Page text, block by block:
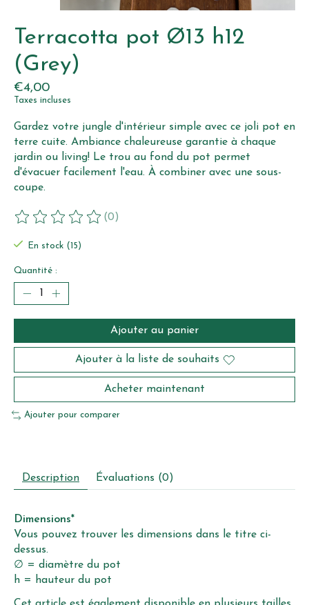
Terracotta pot Ø13 h12
(Grey)
€4,00
Taxes incluses
Gardez votre jungle d'intérieur simple avec ce joli pot en
terre cuite. Ambiance chaleureuse garantie à chaque
jardin ou living! Le trou au fond du pot permet
d'évacuer facilement l'eau. À combiner avec une sous-
coupe.
Ce produit est évalué à
(0)
En stock (15)
Quantité :
Ajouter au panier
Ajouter à la liste de souhaits
Acheter maintenant
Ajouter pour comparer
Description Évaluations (0)
Dimensions*
Vous pouvez trouver les dimensions dans le titre ci-
dessus.
∅ = diamètre du pot
h = hauteur du pot